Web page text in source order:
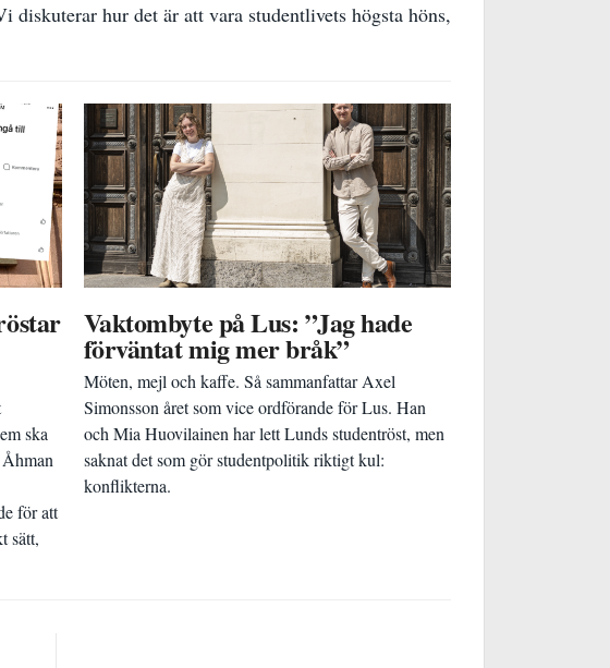
hur det är att vara studentlivets högsta höns,
ska
för att
sätt,
Vaktombyte på Lus: ”Jag hade
förväntat mig mer bråk”
Möten, mejl och kaffe. Så sammanfattar Axel
Simonsson året som vice ordförande för Lus. Han
och Mia Huovilainen har lett Lunds studentröst, men
saknat det som gör studentpolitik riktigt kul:
konflikterna.